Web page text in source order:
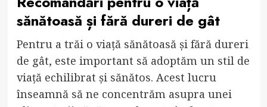
sănătoasă și fără dureri de gât
Pentru a trăi o viață sănătoasă și fără dureri
de gât, este important să adoptăm un stil de
viață echilibrat și sănătos. Acest lucru
înseamnă să ne concentrăm asupra unei